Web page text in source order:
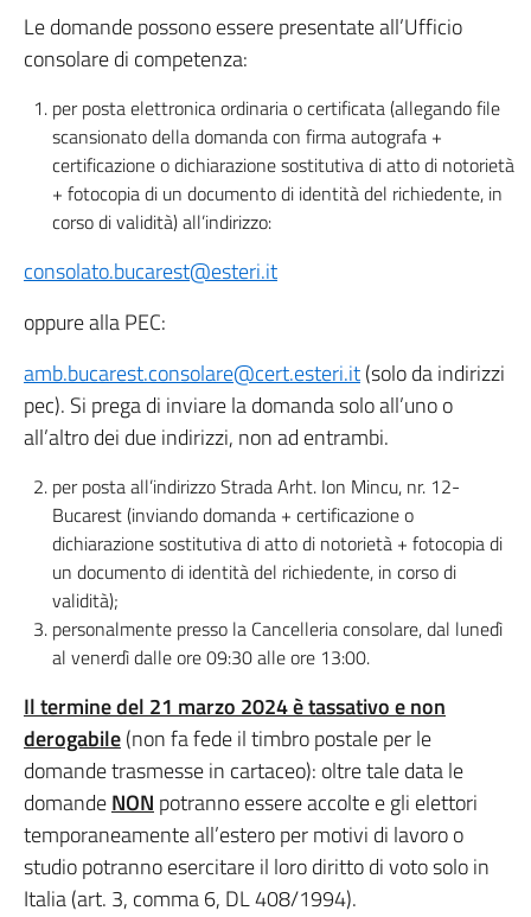
Le domande possono essere presentate all’Ufficio
consolare di competenza:
per posta elettronica ordinaria o certificata (allegando file
scansionato della domanda con firma autografa +
certificazione o dichiarazione sostitutiva di atto di notorietà
+ fotocopia di un documento di identità del richiedente, in
corso di validità) all’indirizzo:
consolato.bucarest@esteri.it
oppure alla PEC:
amb.bucarest.consolare@cert.esteri.it(solo da indirizzi
pec). Si prega di inviare la domanda solo all’uno o
all’altro dei due indirizzi, non ad entrambi.
per posta all’indirizzo Strada Arht. Ion Mincu, nr. 12-
Bucarest (inviando domanda + certificazione o
dichiarazione sostitutiva di atto di notorietà + fotocopia di
un documento di identità del richiedente, in corso di
validità);
personalmente presso la Cancelleria consolare, dal lunedì
al venerdì dalle ore 09:30 alle ore 13:00.
Il termine del 21 marzo 2024 è tassativo e non
derogabile(non fa fede il timbro postale per le
domande trasmesse in cartaceo): oltre tale data le
domandeNONpotranno essere accolte e gli elettori
temporaneamente all’estero per motivi di lavoro o
studio potranno esercitare il loro diritto di voto solo in
Italia (art. 3, comma 6, DL 408/1994).